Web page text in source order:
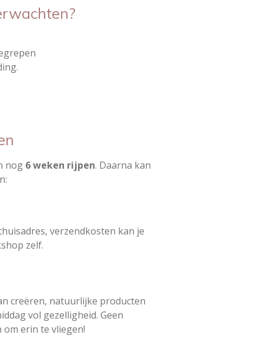
nog 6 weken rijpen. Daarna kan
verzendkosten kan je
zelf.
creëren, natuurlijke producten
vol gezelligheid. Geen
erin te vliegen!